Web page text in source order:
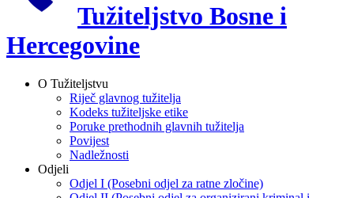
Tužiteljstvo Bosne i
Hercegovine
O Tužiteljstvu
Riječ glavnog tužitelja
Kodeks tužiteljske etike
Poruke prethodnih glavnih tužitelja
Povijest
Nadležnosti
Odjeli
Odjel I (Posebni odjel za ratne zločine)